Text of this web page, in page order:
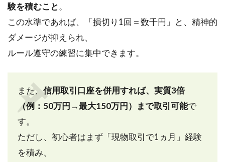
日
誌・
返り
習慣
善サ
イク
ルを
作る
6
ま
め
験を積むこと。
この水準であれば、「損切り1回＝数千円」と、精神的
ダメージが抑えられ、
ルール遵守の練習に集中できます。
また、信用取引口座を併用すれば、実質3倍
（例：50万円→最大150万円）まで取引可能で
す。
ただし、初心者はまず「現物取引で1ヵ月」経験
を積み、